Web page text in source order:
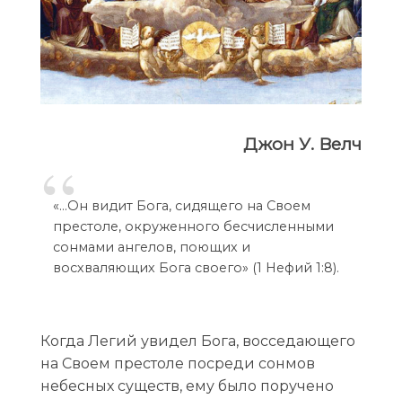
Джон У. Велч
«…Он видит Бога, сидящего на Своем
престоле, окруженного бесчисленными
сонмами ангелов, поющих и
восхваляющих Бога своего» (1 Нефий 1:8).
Когда Легий увидел Бога, восседающего
на Своем престоле посреди сонмов
небесных существ, ему было поручено